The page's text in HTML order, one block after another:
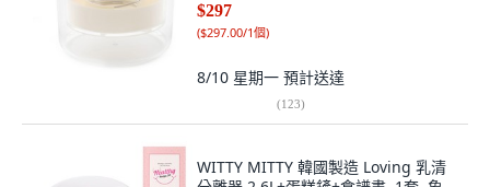
$297
($297.00/1個)
8/10 星期一 預計送達
(123)
WITTY MITTY 韓國製造 Loving 乳清